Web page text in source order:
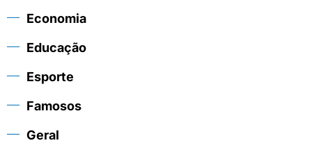
Economia
Educação
Esporte
Famosos
Geral